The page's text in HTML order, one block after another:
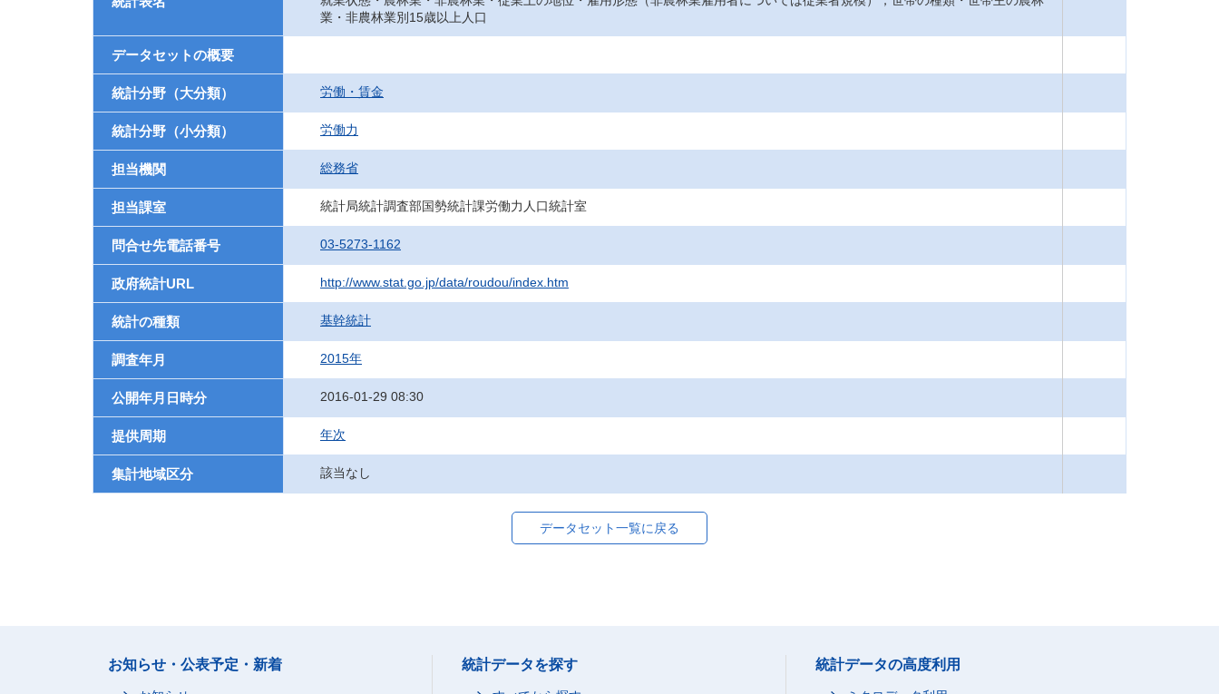
業・非農林業別15歳以上人口
データセットの概要
統計分野（大分類） 労働・賃金
統計分野（小分類） 労働力
担当機関 総務省
担当課室 統計局統計調査部国勢統計課労働力人口統計室
問合せ先電話番号 03-5273-1162
政府統計URL http://www.stat.go.jp/data/roudou/index.htm
統計の種類 基幹統計
調査年月 2015年
公開年月日時分 2016-01-29 08:30
提供周期 年次
集計地域区分 該当なし
データセット一覧に戻る
お知らせ・公表予定・新着 統計データを探す 統計データの高度利用